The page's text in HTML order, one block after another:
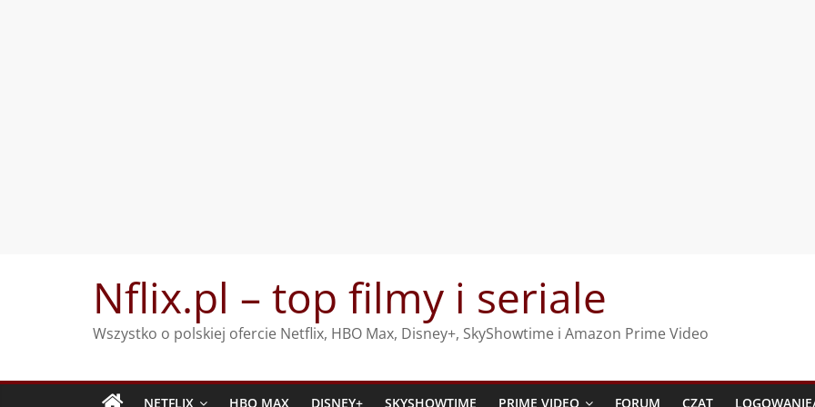
Nflix.pl – top filmy i seriale
Wszystko o polskiej ofercie Netflix, HBO Max, Disney+, SkyShowtime i Amazon Prime Video
NETFLIX HBO MAX DISNEY+ SKYSHOWTIME PRIME VIDEO FORUM CZAT